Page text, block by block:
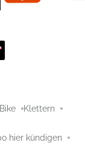
Klettern
hier kündigen